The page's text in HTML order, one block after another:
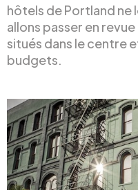
hôtels de Portland ne
allons passer en
situés dans le centre
budgets.